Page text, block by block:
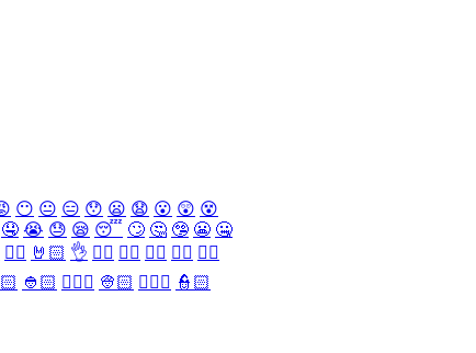
😶 😐 😑 😯 😦 😧 😮 😲 😵
🤤 😭 😓 😪 😴 🙄 🤔 🤥 😬 🤐
✌🏻 🤘🏻 👌 👈🏻 👉🏻 👆🏻 👇🏻 ☝🏻
👲🏻 👳🏻‍♀️ 👳🏻 👮🏻‍♀️ 👮🏻